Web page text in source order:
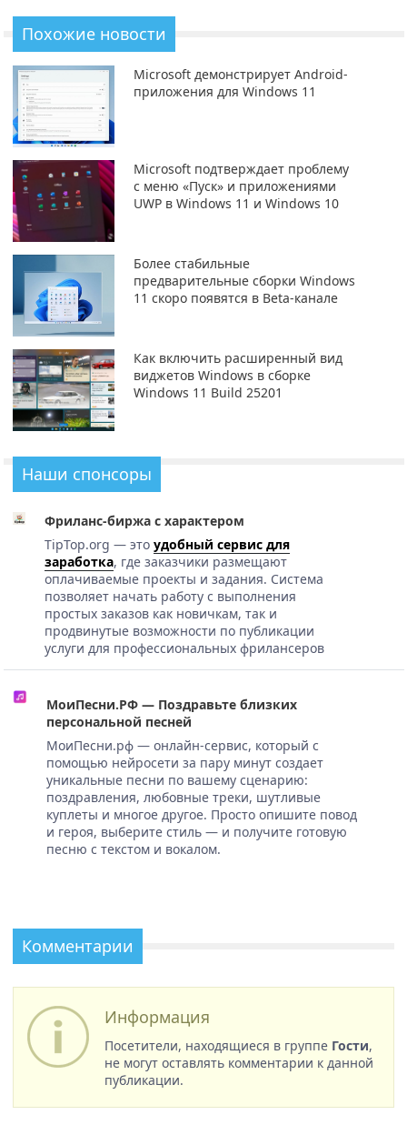
Похожие новости
Microsoft демонстрирует Android-
приложения для Windows 11
Microsoft подтверждает проблему
с меню «Пуск» и приложениями
UWP в Windows 11 и Windows 10
Более стабильные
предварительные сборки Windows
11 скоро появятся в Beta-канале
Как включить расширенный вид
виджетов Windows в сборке
Windows 11 Build 25201
Наши спонсоры
Фриланс-биржа с характером
TipTop.org — это удобный сервис для
заработка, где заказчики размещают
оплачиваемые проекты и задания. Система
позволяет начать работу с выполнения
простых заказов как новичкам, так и
продвинутые возможности по публикации
услуги для профессиональных фрилансеров
МоиПесни.РФ — Поздравьте близких
персональной песней
МоиПесни.рф — онлайн-сервис, который с
помощью нейросети за пару минут создает
уникальные песни по вашему сценарию:
поздравления, любовные треки, шутливые
куплеты и многое другое. Просто опишите повод
и героя, выберите стиль — и получите готовую
песню с текстом и вокалом.
Комментарии
Информация
Посетители, находящиеся в группе Гости,
не могут оставлять комментарии к данной
публикации.